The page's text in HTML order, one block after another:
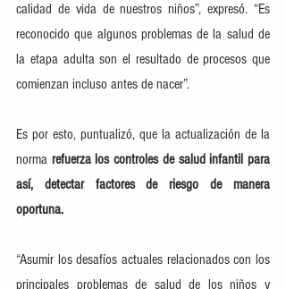
calidad de vida de nuestros niños”, expresó. “Es
reconocido que algunos problemas de la salud de
la etapa adulta son el resultado de procesos que
comienzan incluso antes de nacer”.
Es por esto, puntualizó, que la actualización de la
norma refuerza los controles de salud infantil para
así, detectar factores de riesgo de manera
oportuna.
“Asumir los desafíos actuales relacionados con los
principales problemas de salud de los niños y